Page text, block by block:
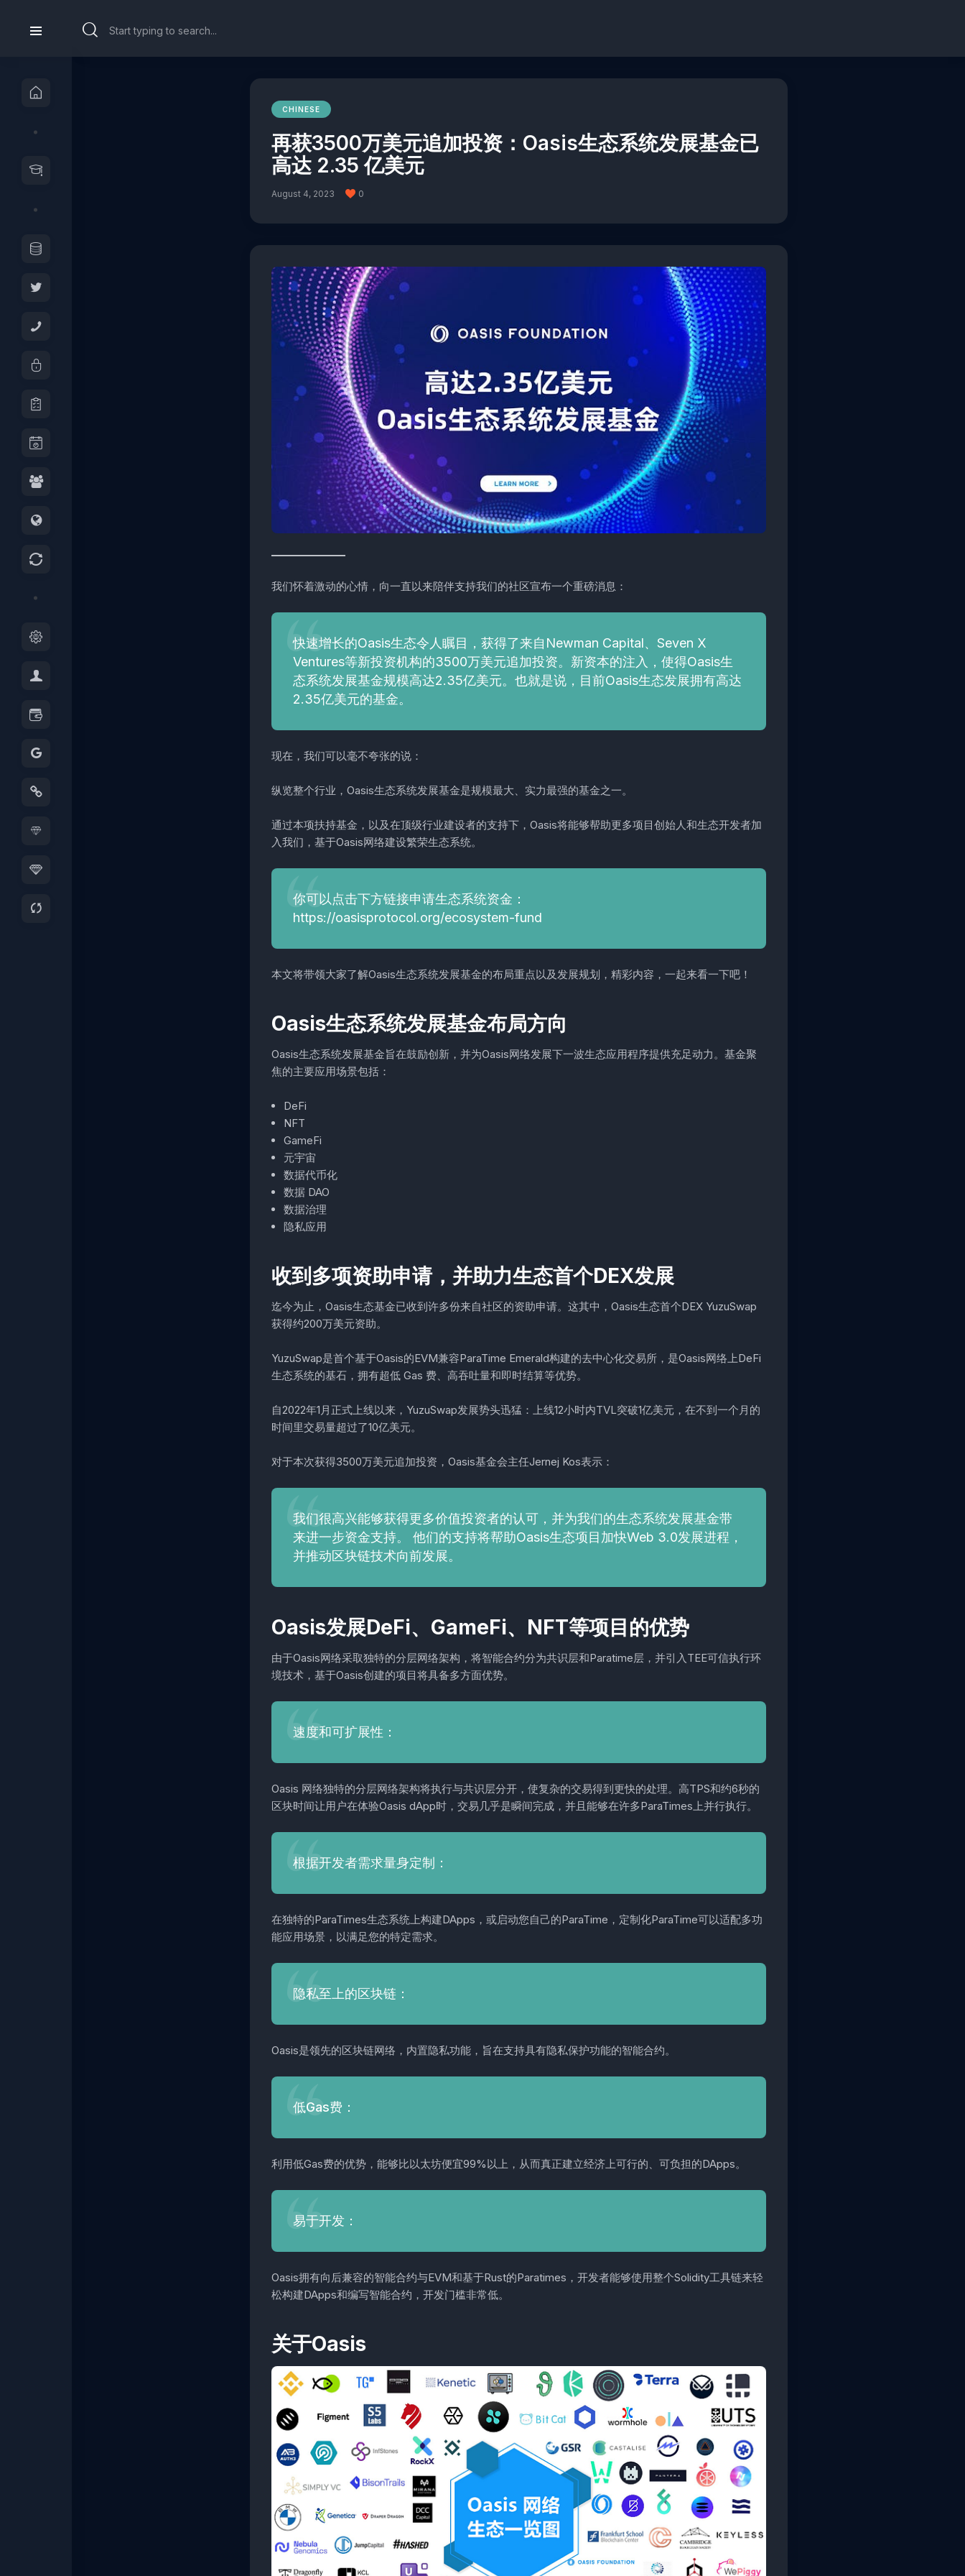
CHINESE
再获3500万美元追加投资：Oasis生态系统发展基金已
高达 2.35 亿美元
August 4, 2023 0
我们怀着激动的心情，向一直以来陪伴支持我们的社区宣布一个重磅消息：
快速增长的Oasis生态令人瞩目，获得了来自Newman Capital、Seven X
Ventures等新投资机构的3500万美元追加投资。新资本的注入，使得Oasis生
态系统发展基金规模高达2.35亿美元。也就是说，目前Oasis生态发展拥有高达
2.35亿美元的基金。
现在，我们可以毫不夸张的说：
纵览整个行业，Oasis生态系统发展基金是规模最大、实力最强的基金之一。
通过本项扶持基金，以及在顶级行业建设者的支持下，Oasis将能够帮助更多项目创始人和生态开发者加
入我们，基于Oasis网络建设繁荣生态系统。
你可以点击下方链接申请生态系统资金：
https://oasisprotocol.org/ecosystem-fund
本文将带领大家了解Oasis生态系统发展基金的布局重点以及发展规划，精彩内容，一起来看一下吧！
Oasis生态系统发展基金布局方向
Oasis生态系统发展基金旨在鼓励创新，并为Oasis网络发展下一波生态应用程序提供充足动力。基金聚
焦的主要应用场景包括：
DeFi
NFT
GameFi
元宇宙
数据代币化
数据 DAO
数据治理
隐私应用
收到多项资助申请，并助力生态首个DEX发展
迄今为止，Oasis生态基金已收到许多份来自社区的资助申请。这其中，Oasis生态首个DEX YuzuSwap
获得约200万美元资助。
YuzuSwap是首个基于Oasis的EVM兼容ParaTime Emerald构建的去中心化交易所，是Oasis网络上DeFi
生态系统的基石，拥有超低 Gas 费、高吞吐量和即时结算等优势。
自2022年1月正式上线以来，YuzuSwap发展势头迅猛：上线12小时内TVL突破1亿美元，在不到一个月的
时间里交易量超过了10亿美元。
对于本次获得3500万美元追加投资，Oasis基金会主任Jernej Kos表示：
我们很高兴能够获得更多价值投资者的认可，并为我们的生态系统发展基金带
来进一步资金支持。 他们的支持将帮助Oasis生态项目加快Web 3.0发展进程，
并推动区块链技术向前发展。
Oasis发展DeFi、GameFi、NFT等项目的优势
由于Oasis网络采取独特的分层网络架构，将智能合约分为共识层和Paratime层，并引入TEE可信执行环
境技术，基于Oasis创建的项目将具备多方面优势。
速度和可扩展性：
Oasis 网络独特的分层网络架构将执行与共识层分开，使复杂的交易得到更快的处理。高TPS和约6秒的
区块时间让用户在体验Oasis dApp时，交易几乎是瞬间完成，并且能够在许多ParaTimes上并行执行。
根据开发者需求量身定制：
在独特的ParaTimes生态系统上构建DApps，或启动您自己的ParaTime，定制化ParaTime可以适配多功
能应用场景，以满足您的特定需求。
隐私至上的区块链：
Oasis是领先的区块链网络，内置隐私功能，旨在支持具有隐私保护功能的智能合约。
低Gas费：
利用低Gas费的优势，能够比以太坊便宜99%以上，从而真正建立经济上可行的、可负担的DApps。
易于开发：
Oasis拥有向后兼容的智能合约与EVM和基于Rust的Paratimes，开发者能够使用整个Solidity工具链来轻
松构建DApps和编写智能合约，开发门槛非常低。
关于Oasis